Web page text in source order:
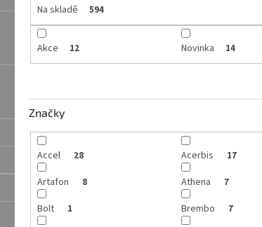
Na skladě 594
Akce 12 Novinka 14
Značky
Accel 28 Acerbis 17
Artafon 8 Athena 7
Bolt 1 Brembo 7